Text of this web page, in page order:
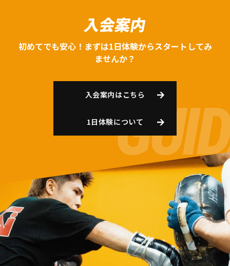
入会案内
初めてでも安心！まずは1日体験からスタートしてみ
ませんか？
入会案内はこちら
1日体験について